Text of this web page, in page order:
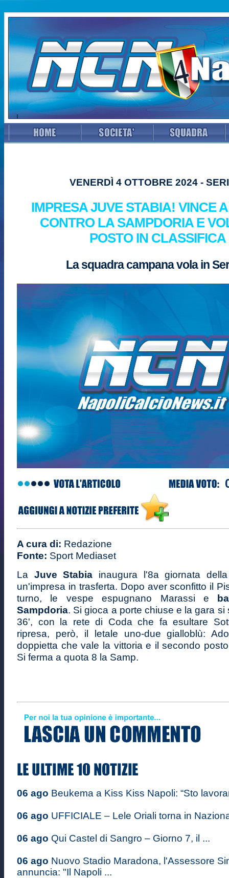
VENERDÌ 4 OTTOBRE 2024 -
IMPRESA JUVE STABIA! VINCE
CONTRO LA SAMPDORIA E
POSTO IN CLASSIFICA
La squadra campana vola in
A cura di: Redazione
Fonte: Sport Mediaset
La Juve Stabia inaugura l'8a giornata
un'impresa in trasferta. Dopo aver sconfitto il
turno, le vespe espugnano Marassi e
Sampdoria. Si gioca a porte chiuse e la gara si
36', con la rete di Coda che fa esultare
ripresa, però, il letale uno-due gialloblù:
doppietta che vale la vittoria e il secondo
Si ferma a quota 8 la Samp.
06 ago Beukema a Kiss Kiss Napoli: “Sto
06 ago UFFICIALE – Lele Oriali torna in
06 ago Qui Castel di Sangro – Giorno 7, il ...
06 ago Nuovo Stadio Maradona, l'Assessore
annuncia: "Il Napoli ...